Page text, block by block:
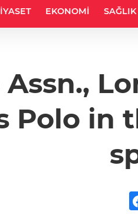
EKONOMİ SAĞLIK
Assn.,
Polo in